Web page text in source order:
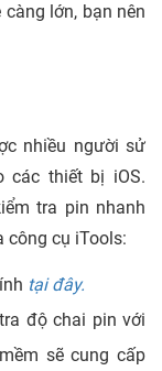
lớn, bạn nên
nhiều người sử
các thiết bị iOS.
tra pin nhanh
công cụ iTools:
tại đây.
độ chai pin với
sẽ cung cấp